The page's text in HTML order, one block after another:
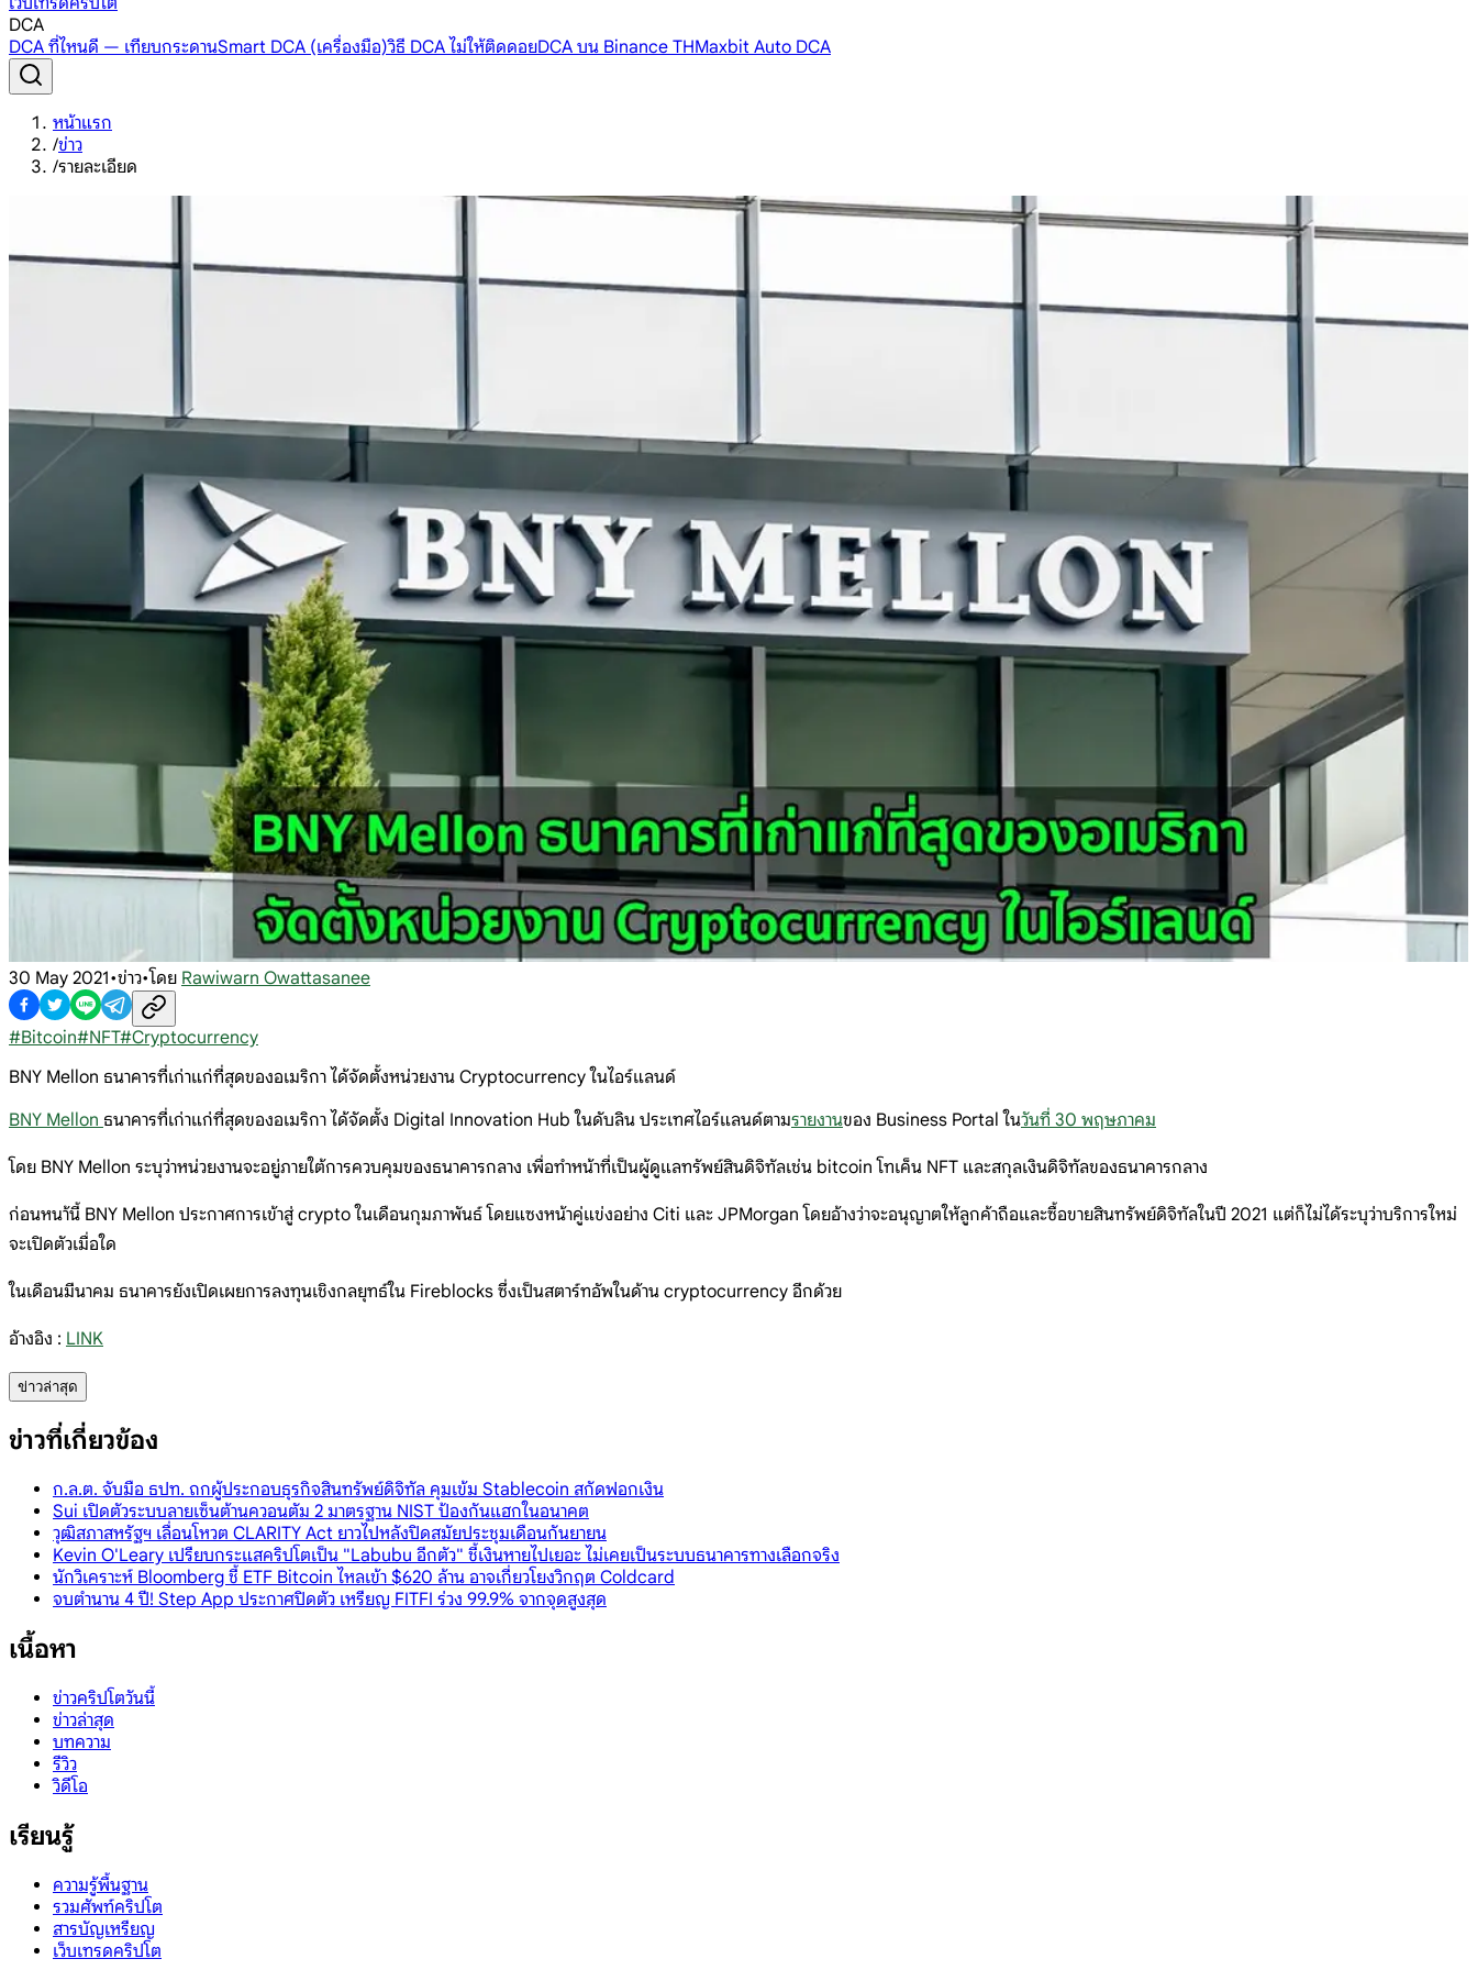
DCA
DCA ที่ไหนดี — เทียบกระดานSmart DCA (เครื่องมือ)วิธี DCA ไม่ให้ติดดอยDCA บน Binance THMaxbit Auto DCA
หน้าแรก
/ข่าว
/รายละเอียด
30 May 2021•ข่าว•โดย Rawiwarn Owattasanee
#Bitcoin#NFT#Cryptocurrency
BNY Mellon ธนาคารที่เก่าแก่ที่สุดของอเมริกา ได้จัดตั้งหน่วยงาน Cryptocurrency ในไอร์แลนด์
BNY Mellon ธนาคารที่เก่าแก่ที่สุดของอเมริกา ได้จัดตั้ง Digital Innovation Hub ในดับลิน ประเทศไอร์แลนด์ตามรายงานของ Business Portal ในวันที่ 30 พฤษภาคม
โดย BNY Mellon ระบุว่าหน่วยงานจะอยู่ภายใต้การควบคุมของธนาคารกลาง เพื่อทำหน้าที่เป็นผู้ดูแลทรัพย์สินดิจิทัลเช่น bitcoin โทเค็น NFT และสกุลเงินดิจิทัลของธนาคารกลาง
ก่อนหนา้นี้ BNY Mellon ประกาศการเข้าสู่ crypto ในเดือนกุมภาพันธ์ โดยแซงหน้าคู่แข่งอย่าง Citi และ JPMorgan โดยอ้างว่าจะอนุญาตให้ลูกค้าถือและซื้อขายสินทรัพย์ดิจิทัลในปี 2021 แต่ก็ไม่ได้ระบุว่าบริการใหม่
จะเปิดตัวเมื่อใด
ในเดือนมีนาคม ธนาคารยังเปิดเผยการลงทุนเชิงกลยุทธ์ใน Fireblocks ซึ่งเป็นสตาร์ทอัพในด้าน cryptocurrency อีกด้วย
อ้างอิง : LINK
ข่าวล่าสุด
ข่าวที่เกี่ยวข้อง
ก.ล.ต. จับมือ ธปท. ถกผู้ประกอบธุรกิจสินทรัพย์ดิจิทัล คุมเข้ม Stablecoin สกัดฟอกเงิน
Sui เปิดตัวระบบลายเซ็นต้านควอนตัม 2 มาตรฐาน NIST ป้องกันแฮกในอนาคต
วุฒิสภาสหรัฐฯ เลื่อนโหวต CLARITY Act ยาวไปหลังปิดสมัยประชุมเดือนกันยายน
Kevin O'Leary เปรียบกระแสคริปโตเป็น "Labubu อีกตัว" ชี้เงินหายไปเยอะ ไม่เคยเป็นระบบธนาคารทางเลือกจริง
นักวิเคราะห์ Bloomberg ชี้ ETF Bitcoin ไหลเข้า $620 ล้าน อาจเกี่ยวโยงวิกฤต Coldcard
จบตำนาน 4 ปี! Step App ประกาศปิดตัว เหรียญ FITFI ร่วง 99.9% จากจุดสูงสุด
เนื้อหา
ข่าวคริปโตวันนี้
ข่าวล่าสุด
บทความ
รีวิว
วิดีโอ
เรียนรู้
ความรู้พื้นฐาน
รวมศัพท์คริปโต
สารบัญเหรียญ
เว็บเทรดคริปโต